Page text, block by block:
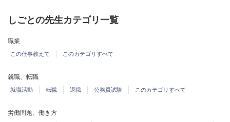
しごとの先生カテゴリ一覧
職業
この仕事教えて このカテゴリすべて
就職、転職
就職活動 転職 退職 公務員試験 このカテゴリすべて
労働問題、働き方